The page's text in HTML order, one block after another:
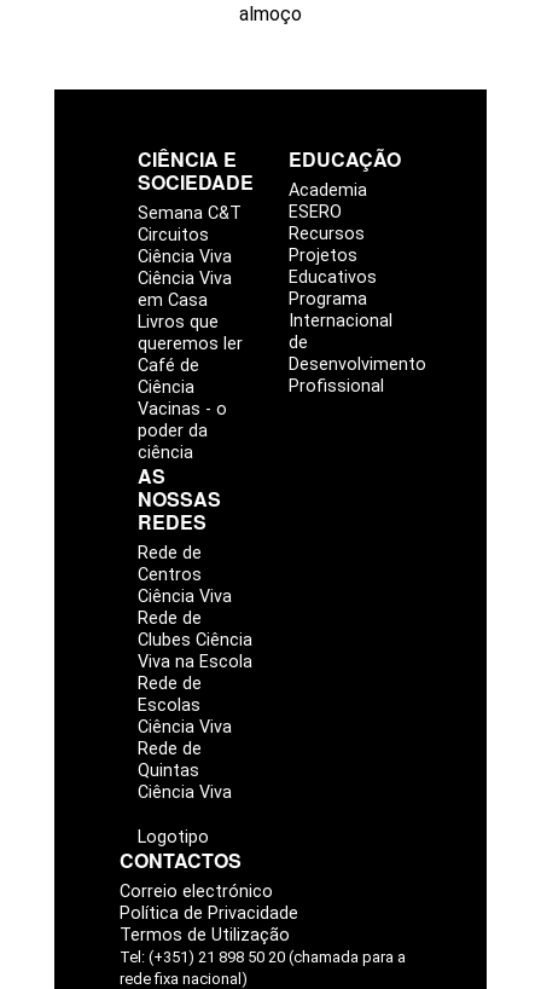
almoço
CIÊNCIA E
SOCIEDADE
Semana C&T
Circuitos
Ciência Viva
Ciência Viva
em Casa
Livros que
queremos ler
Café de
Ciência
Vacinas - o
poder da
ciência
EDUCAÇÃO
Academia
ESERO
Recursos
Projetos
Educativos
Programa
Internacional
de
Desenvolvimento
Profissional
AS
NOSSAS
REDES
Rede de
Centros
Ciência Viva
Rede de
Clubes Ciência
Viva na Escola
Rede de
Escolas
Ciência Viva
Rede de
Quintas
Ciência Viva
Logotipo
CONTACTOS
Correio electrónico
Política de Privacidade
Termos de Utilização
Tel: (+351) 21 898 50 20 (chamada para a
rede fixa nacional)